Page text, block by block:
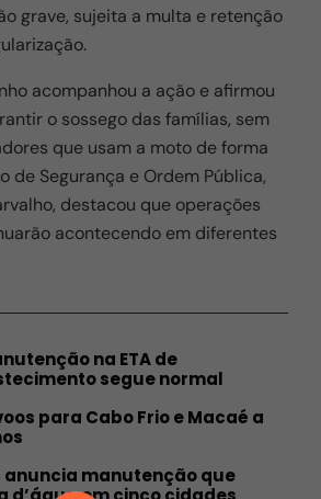
grave, sujeita a multa e retenção
acompanhou a ação e afirmou
o sossego das famílias, sem
que usam a moto de forma
de Segurança e Ordem Pública,
destacou que operações
acontecendo em diferentes
na ETA de
segue normal
para Cabo Frio e Macaé a
anuncia manutenção que